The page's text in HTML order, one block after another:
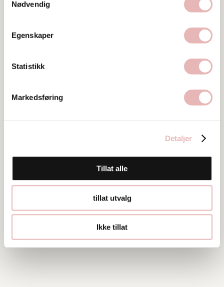
Nødvendig
Egenskaper
Statistikk
Markedsføring
Detaljer
Tillat alle
tillat utvalg
Ikke tillat
Bilder